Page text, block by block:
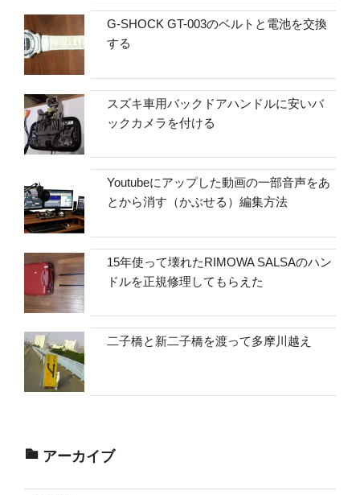
G-SHOCK GT-003のベルトと電池を交換
する
スズキ車用バックドアハンドルに安いバ
ックカメラを付ける
Youtubeにアップした動画の一部音声をあ
とから消す（かぶせる）編集方法
15年使って壊れたRIMOWA SALSAのハン
ドルを正規修理してもらえた
二子橋と新二子橋を渡って多摩川越え
アーカイブ